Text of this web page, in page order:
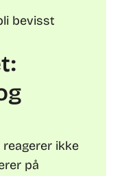
bevisst
ikke
på